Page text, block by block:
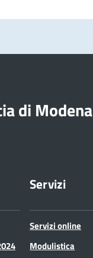
di Modena
Servizi
Servizi online
Modulistica